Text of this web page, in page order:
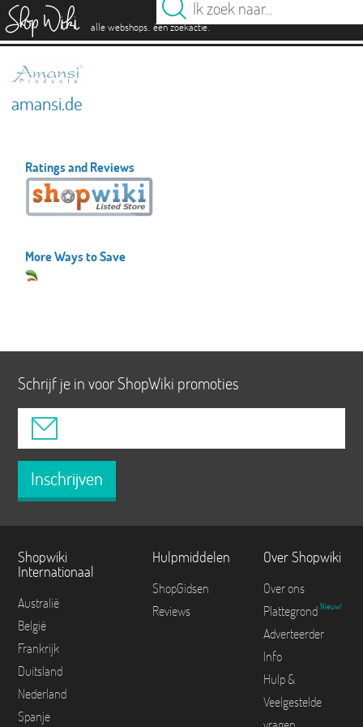
alle webshops. één zoekactie.
amansi.de
Ratings and Reviews
More Ways to Save
Schrijf je in voor ShopWiki promoties
Inschrijven
Shopwiki
Internationaal
Australië
België
Frankrijk
Duitsland
Nederland
Spanje
Hulpmiddelen
ShopGidsen
Reviews
Over Shopwiki
Over ons
Plattegrond Nieuw!
Adverteerder
Info
Hulp &
Veelgestelde